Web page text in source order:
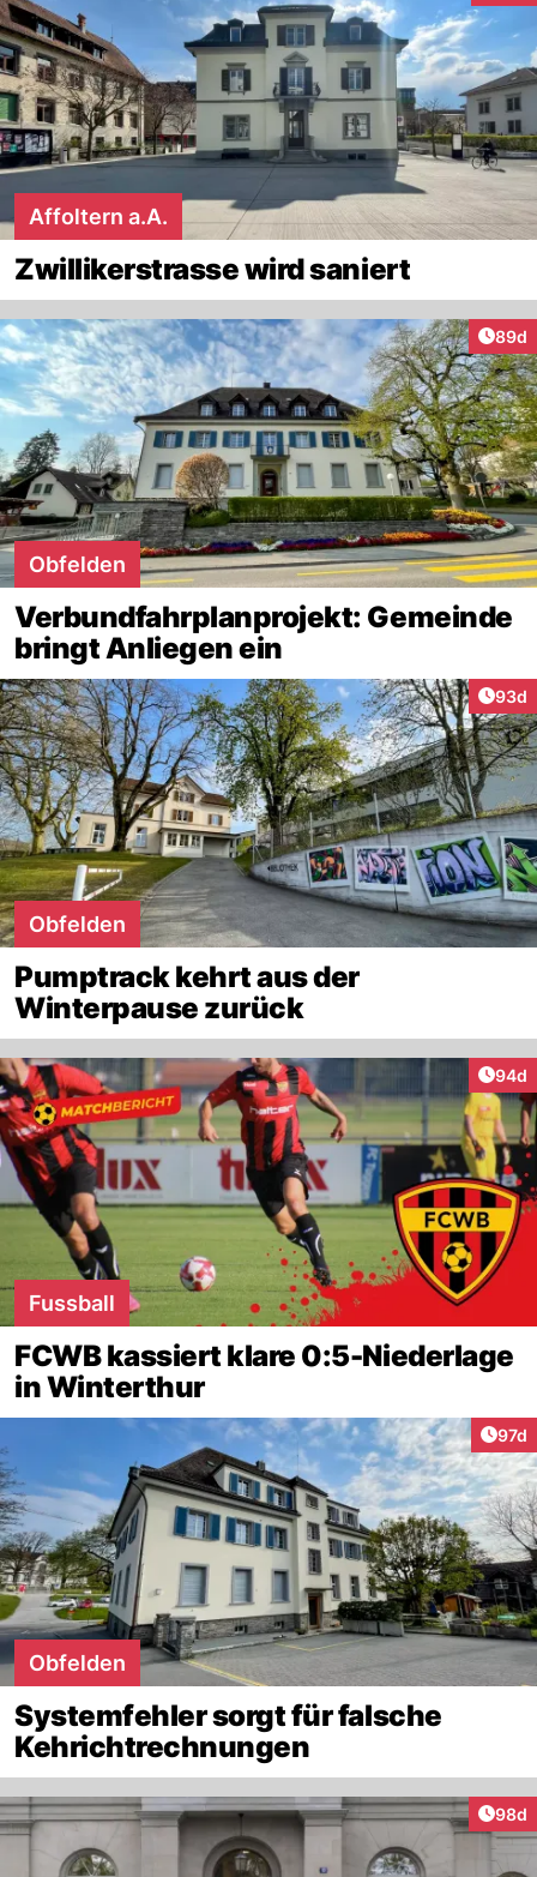
Affoltern a.A.
Zwillikerstrasse wird saniert
89d
Obfelden
Verbundfahrplanprojekt: Gemeinde
bringt Anliegen ein
93d
Obfelden
Pumptrack kehrt aus der
Winterpause zurück
94d
Fussball
FCWB kassiert klare 0:5-Niederlage
in Winterthur
97d
Obfelden
Systemfehler sorgt für falsche
Kehrichtrechnungen
98d